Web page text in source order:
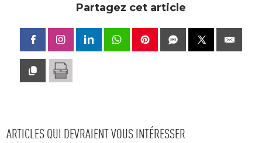
Partagez cet article
ARTICLES QUI DEVRAIENT VOUS INTÉRESSER